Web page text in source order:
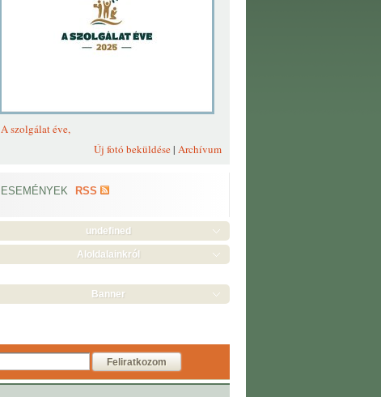
A szolgálat éve,
Új fotó beküldése| Archívum
ESEMÉNYEK RSS
undefined
Aloldalainkról
Banner
Feliratkozom